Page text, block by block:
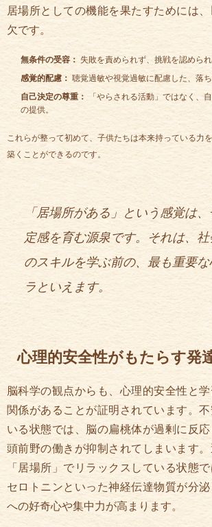
居場所としての機能を果たすためには
欠です。
無条件の受容： 失敗を責められず、挑戦を認められ
感覚的配慮： 聴覚過敏や視覚過敏に配慮した、落ち
自己決定の尊重：
「やらされる活動」ではなく、
の提供。
これらが整って初めて、子供たちは本来持っている力
築くことができるのです。
「居場所がある」という感覚は
定感を育む源泉です。それは、
のスキルを学ぶ前の、最も重要
ラといえます。
心理的安全性がもたらす発
脳科学の観点からも、心理的安全性と
関係があることが証明されています。
いる状態では、脳の扁桃体が過剰に反
頭前野の働きが抑制されてしまいます
「居場所」でリラックスしている状態
セロトニンといった神経伝達物質が分
への好奇心や集中力が高まります。